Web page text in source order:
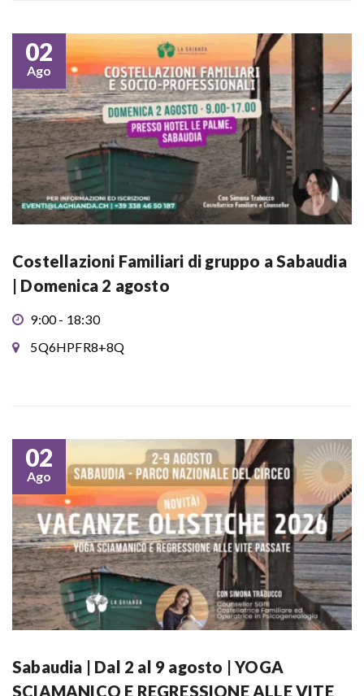
02
Ago
Costellazioni Familiari di gruppo a Sabaudia
| Domenica 2 agosto
9:00 - 18:30
5Q6HPFR8+8Q
02
Ago
Sabaudia | Dal 2 al 9 agosto | YOGA
SCIAMANICO E REGRESSIONE ALLE VITE